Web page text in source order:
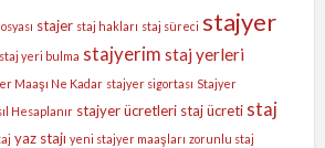
stajer staj hakları staj süreci stajyer
staj yeri bulma stajyerim staj yerleri
Maaşı Ne Kadar stajyer sigortası Stajyer
Hesaplanır stajyer ücretleri staj ücreti staj
yaz stajı yeni stajyer maaşları zorunlu staj